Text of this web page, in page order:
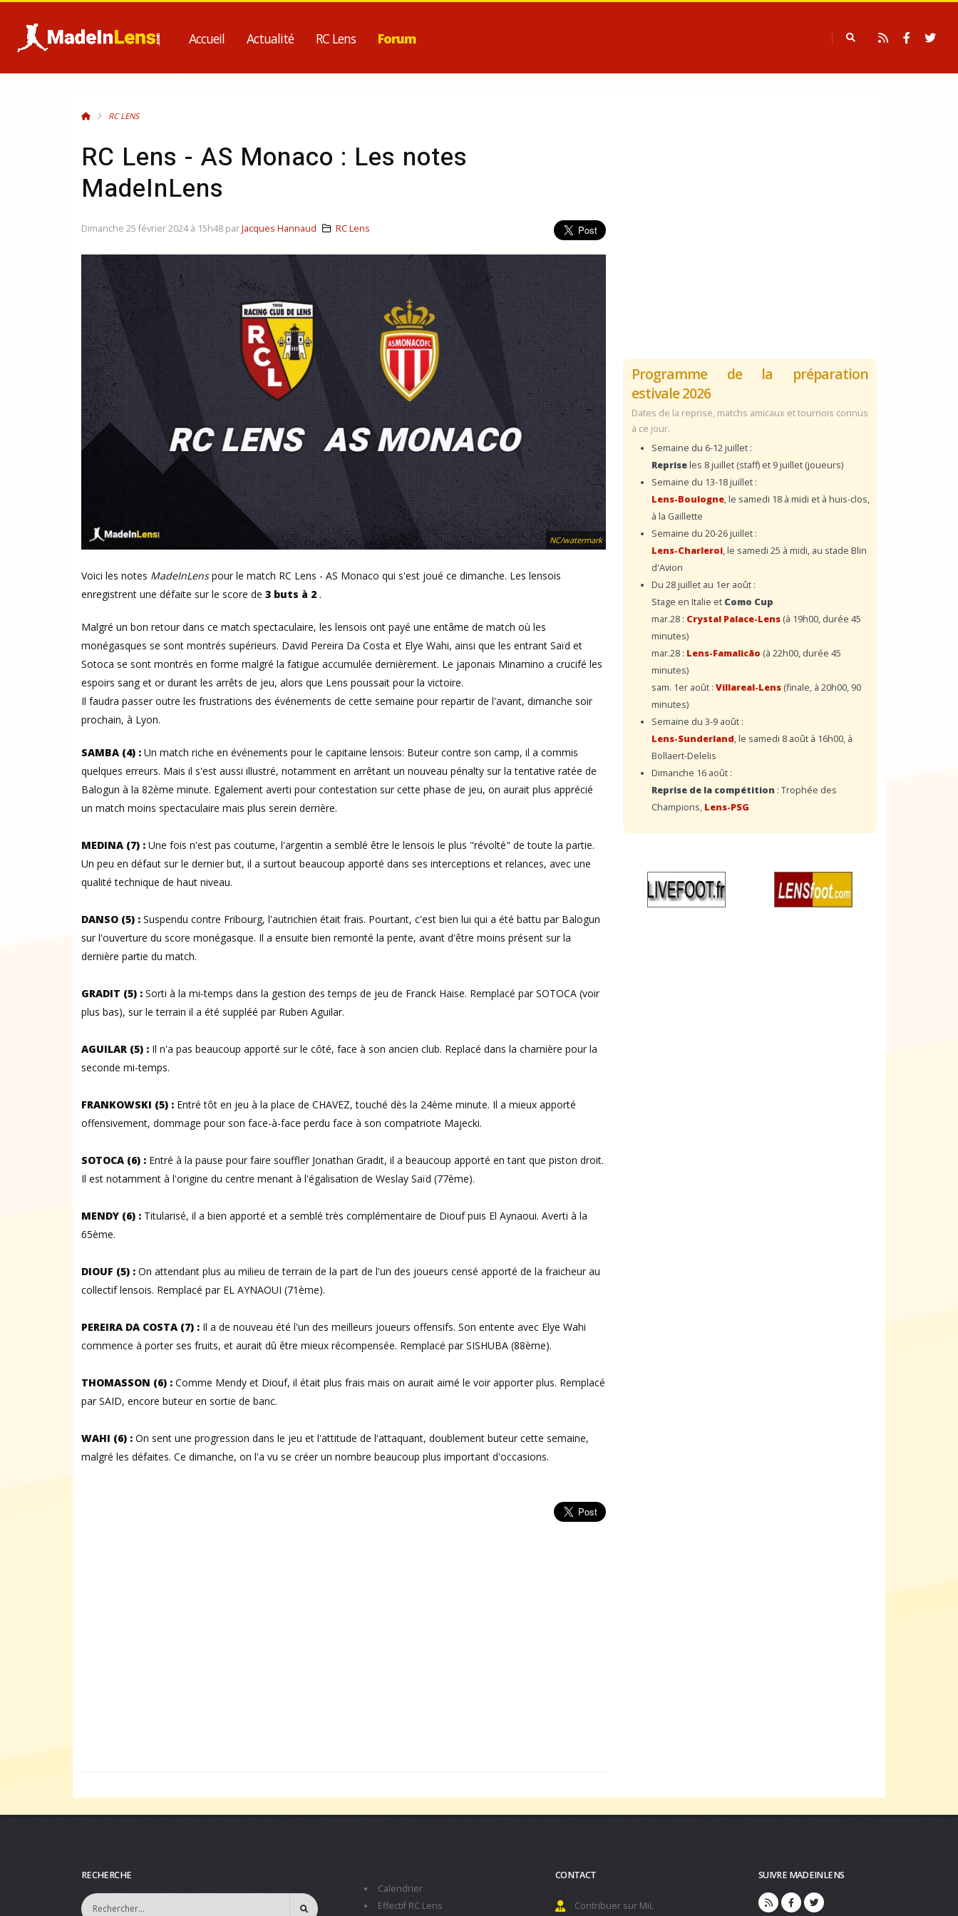
Accueil Actualité RC Lens Forum
RC LENS
RC Lens - AS Monaco : Les notes
MadeInLens
NC/watermark
Voici les notes MadeInLenspour le match RC Lens - AS Monaco qui s'est joué ce dimanche. Les lensois
enregistrent une défaite sur le score de 3 buts à 2 .
Malgré un bon retour dans ce match spectaculaire, les lensois ont payé une entâme de match où les
monégasques se sont montrés supérieurs. David Pereira Da Costa et Elye Wahi, ainsi que les entrant Saïd et
Sotoca se sont montrés en forme malgré la fatigue accumulée dernièrement. Le japonais Minamino a crucifé les
espoirs sang et or durant les arrêts de jeu, alors que Lens poussait pour la victoire.
Il faudra passer outre les frustrations des événements de cette semaine pour repartir de l'avant, dimanche soir
prochain, à Lyon.
SAMBA (4) : Un match riche en événements pour le capitaine lensois: Buteur contre son camp, il a commis
quelques erreurs. Mais il s'est aussi illustré, notamment en arrêtant un nouveau pénalty sur la tentative ratée de
Balogun à la 82ème minute. Egalement averti pour contestation sur cette phase de jeu, on aurait plus apprécié
un match moins spectaculaire mais plus serein derrière.
MEDINA (7) : Une fois n'est pas coutume, l'argentin a semblé être le lensois le plus "révolté" de toute la partie.
Un peu en défaut sur le dernier but, il a surtout beaucoup apporté dans ses interceptions et relances, avec une
qualité technique de haut niveau.
DANSO (5) : Suspendu contre Fribourg, l'autrichien était frais. Pourtant, c'est bien lui qui a été battu par Balogun
sur l'ouverture du score monégasque. Il a ensuite bien remonté la pente, avant d'être moins présent sur la
dernière partie du match.
GRADIT (5) : Sorti à la mi-temps dans la gestion des temps de jeu de Franck Haise. Remplacé par SOTOCA (voir
plus bas), sur le terrain il a été suppléé par Ruben Aguilar.
AGUILAR (5) : Il n'a pas beaucoup apporté sur le côté, face à son ancien club. Replacé dans la charnière pour la
seconde mi-temps.
FRANKOWSKI (5) : Entré tôt en jeu à la place de CHAVEZ, touché dès la 24ème minute. Il a mieux apporté
offensivement, dommage pour son face-à-face perdu face à son compatriote Majecki.
SOTOCA (6) : Entré à la pause pour faire souffler Jonathan Gradit, il a beaucoup apporté en tant que piston droit.
Il est notamment à l'origine du centre menant à l'égalisation de Weslay Saïd (77ème).
MENDY (6) : Titularisé, il a bien apporté et a semblé très complémentaire de Diouf puis El Aynaoui. Averti à la
65ème.
DIOUF (5) : On attendant plus au milieu de terrain de la part de l'un des joueurs censé apporté de la fraicheur au
collectif lensois. Remplacé par EL AYNAOUI (71ème).
PEREIRA DA COSTA (7) : Il a de nouveau été l'un des meilleurs joueurs offensifs. Son entente avec Elye Wahi
commence à porter ses fruits, et aurait dû être mieux récompensée. Remplacé par SISHUBA (88ème).
THOMASSON (6) : Comme Mendy et Diouf, il était plus frais mais on aurait aimé le voir apporter plus. Remplacé
par SAID, encore buteur en sortie de banc.
WAHI (6) : On sent une progression dans le jeu et l'attitude de l'attaquant, doublement buteur cette semaine,
malgré les défaites. Ce dimanche, on l'a vu se créer un nombre beaucoup plus important d'occasions.
Dimanche 25 février 2024 à 15h48 parJacques Hannaud RC Lens
Programme de la préparation
estivale 2026
Dates de la reprise, matchs amicaux et tournois connus
à ce jour.
Semaine du 6-12 juillet :
Repriseles 8 juillet (staff) et 9 juillet (joueurs)
Semaine du 13-18 juillet :
Lens-Boulogne, le samedi 18 à midi et à huis-clos,
à la Gaillette
Semaine du 20-26 juillet :
Lens-Charleroi, le samedi 25 à midi, au stade Blin
d'Avion
Du 28 juillet au 1er août :
Stage en Italie et Como Cup
mar.28 : Crystal Palace-Lens (à 19h00, durée 45
minutes)
mar.28 : Lens-Famalicão (à 22h00, durée 45
minutes)
sam. 1er août : Villareal-Lens (finale, à 20h00, 90
minutes)
Semaine du 3-9 août :
Lens-Sunderland, le samedi 8 août à 16h00, à
Bollaert-Delelis
Dimanche 16 août :
Reprise de la compétition : Trophée des
Champions, Lens-PSG
RECHERCHE
Calendrier
Effectif RC Lens
CONTACT
Contribuer sur MiL
SUIVRE MADEINLENS